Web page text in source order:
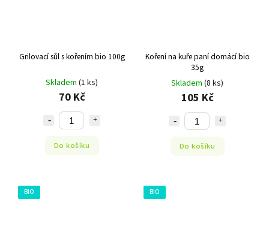
Grilovací sůl s kořením bio 100g
Skladem (1 ks)
70 Kč
Do košíku
Koření na kuře paní domácí bio
35g
Skladem (8 ks)
105 Kč
Do košíku
BIO BIO